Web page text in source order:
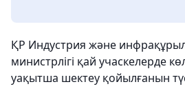
ҚР Индустрия және
министрлігі қай учаскелерде
уақытша шектеу қойылғанын